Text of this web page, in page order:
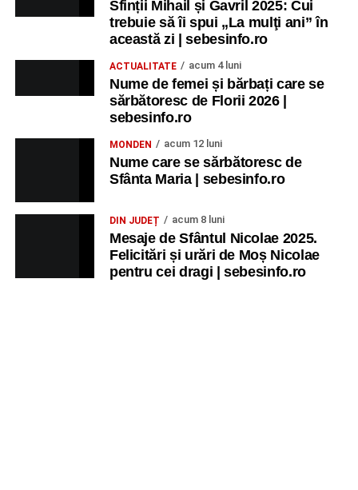
Alexandra Pamfilie și Școala de muzică„DoReMi”
Ancuța Stănuș și grupul de folclor;
Trupa de Dansuri Săsești.
Ora 20.30– Parcul Tineretului: proiecția filmului pentru
„Străjerii Deltei”(România, 2021), film de familie și
JOI, 27 AUGUST 2026
Grădina Muzeului Municipal „Ioan
Raica” Sebeș
Sărbătoarea Seniorilor
– festivitatea de
Sfinții Mihail și Gavril 2025: Cui
trebuie să îi spui „La mulţi ani” în
această zi | sebesinfo.ro
ACTUALITATE acum 4 luni
Nume de femei și bărbați care se
sărbătoresc de Florii 2026 |
sebesinfo.ro
MONDEN acum 12 luni
Nume care se sărbătoresc de
Sfânta Maria | sebesinfo.ro
DIN JUDEȚ acum 8 luni
Mesaje de Sfântul Nicolae 2025.
Felicitări și urări de Moș Nicolae
pentru cei dragi | sebesinfo.ro